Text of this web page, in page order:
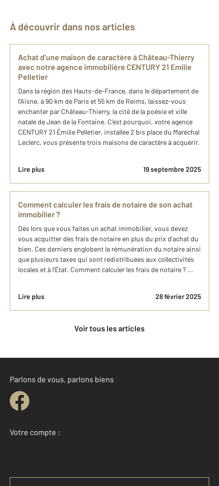
À découvrir dans nos articles
Achat d’une maison de caractère à Château-Thierry
avec notre agence immobilière CENTURY 21 Emilie
Pelletier
Dans la région des Hauts-de-France, dans le département de
l’Aisne, à 90 km de Paris et 55 km de Reims, laissez-vous
enchanter par Château-Thierry, la cité de la poésie et ville
natale de Jean de la Fontaine. C’est pourquoi, votre agence
CENTURY 21 Émilie Pelletier, installée 2 bis place du Maréchal
Leclerc, vous présente trois maisons de caractère à acquérir.
Lire plus 19 septembre 2025
Comment calculer les frais de notaire de son achat
immobilier ?
Dès lors que vous faites un achat immobilier, vous devez
vous acquitter des frais de notaire en plus du prix d’achat du
bien. Ces derniers englobent la rémunération du notaire ainsi
que plusieurs taxes qui sont redistribuées aux collectivités
locales et à l’État. Comment calculer les frais de notaire ? ...
Lire plus 28 février 2025
Voir tous les articles
Parlons de vous, parlons biens
Votre compte :
Accéder à mon compte